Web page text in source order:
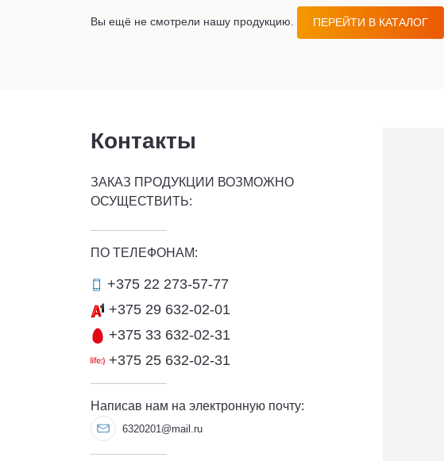
Вы ещё не смотрели нашу продукцию. ПЕРЕЙТИ В КАТАЛОГ
Контакты
ЗАКАЗ ПРОДУКЦИИ ВОЗМОЖНО
ОСУЩЕСТВИТЬ:
ПО ТЕЛЕФОНАМ:
+375 22 273-57-77
+375 29 632-02-01
+375 33 632-02-31
+375 25 632-02-31
Написав нам на электронную почту:
6320201@mail.ru